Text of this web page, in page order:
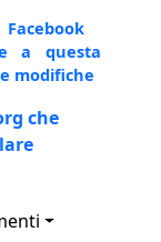
a questa
modifiche
che